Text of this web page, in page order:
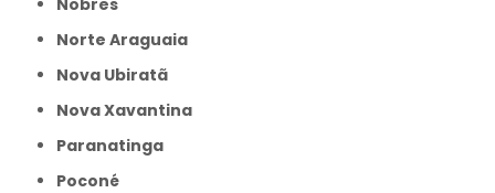
Norte Araguaia
Nova Ubiratã
Nova Xavantina
Paranatinga
Poconé